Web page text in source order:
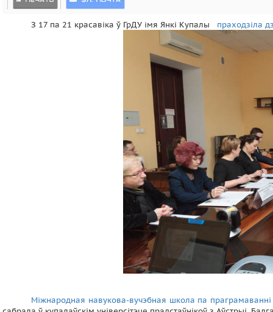
З 17 па 21 красавіка ў ГрДУ імя Янкі Купалы праходзіла
Міжнародная навукова-вучэбная школа па праграмаванні